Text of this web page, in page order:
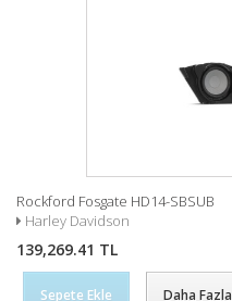
Rockford Fosgate HD14-SBSUB
Harley Davidson
139,269.41 TL
Sepete Ekle Daha Fazla